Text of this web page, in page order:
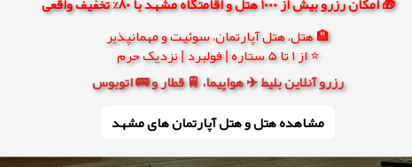
🏨 هتل، هتل آپارتمان، سوئیت و مهمانپذیر
⭐ از 1 تا 5 ستاره | فولبرد | نزدیک حرم
رزرو آنلاین بلیط ✈️ هواپیما، 🚆 قطار و 🚌 اتوبوس
مشاهده هتل و هتل‌ آپارتمان های مشهد